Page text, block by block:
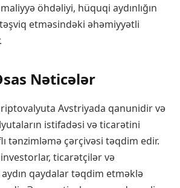
öhdəliyi, hüquqi aydınlığın
etməsindəki əhəmiyyətli
Nəticələr
Avstriyada qanunidir və
istifadəsi və ticarətini
tənzimləmə çərçivəsi təqdim edir.
ticarətçilər və
qaydalar təqdim etməklə